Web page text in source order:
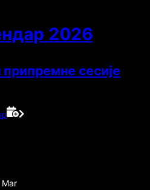
2026
сесије